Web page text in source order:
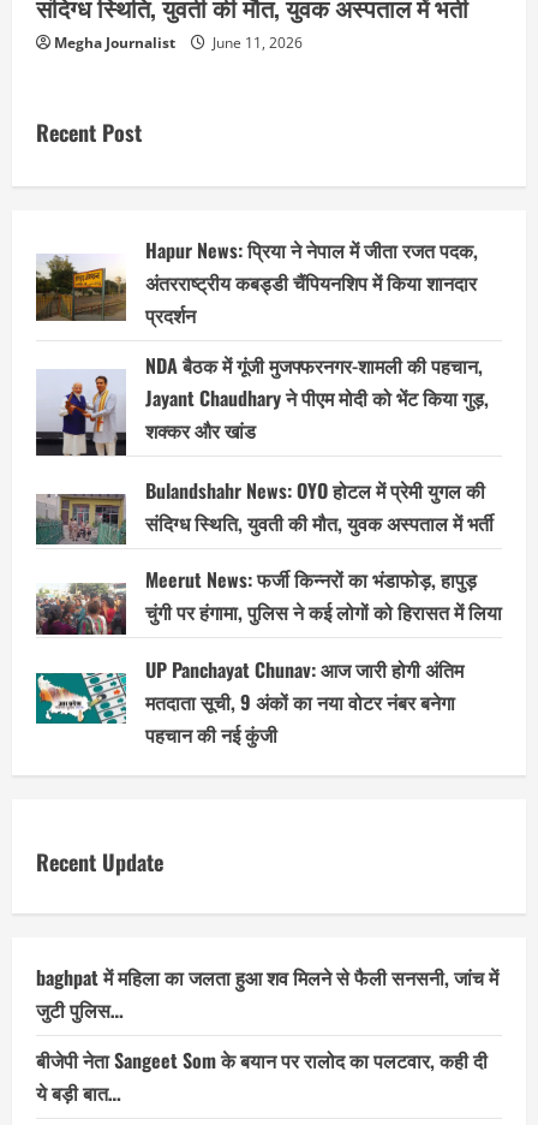
Megha Journalist June 11, 2026
Recent Post
Hapur News: प्रिया ने नेपाल में जीता रजत पदक,
अंतरराष्ट्रीय कबड्डी चैंपियनशिप में किया शानदार
प्रदर्शन
NDA बैठक में गूंजी मुजफ्फरनगर-शामली की पहचान,
Jayant Chaudhary ने पीएम मोदी को भेंट किया गुड़,
शक्कर और खांड
Bulandshahr News: OYO होटल में प्रेमी युगल की
संदिग्ध स्थिति, युवती की मौत, युवक अस्पताल में भर्ती
Meerut News: फर्जी किन्नरों का भंडाफोड़, हापुड़
चुंगी पर हंगामा, पुलिस ने कई लोगों को हिरासत में लिया
UP Panchayat Chunav: आज जारी होगी अंतिम
मतदाता सूची, 9 अंकों का नया वोटर नंबर बनेगा
पहचान की नई कुंजी
Recent Update
baghpat में महिला का जलता हुआ शव मिलने से फैली सनसनी, जांच में
जुटी पुलिस…
बीजेपी नेता Sangeet Som के बयान पर रालोद का पलटवार, कही दी
ये बड़ी बात…